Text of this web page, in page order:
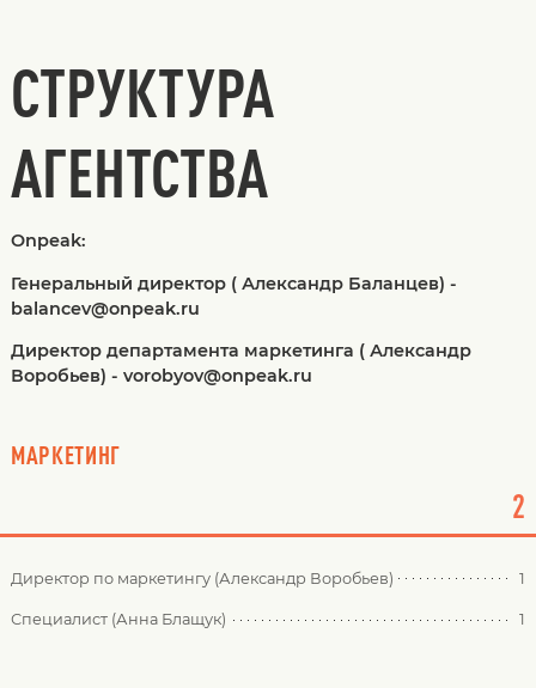
СТРУКТУРА
АГЕНТСТВА
Onpeak:
Генеральный директор ( Александр Баланцев) -
balancev@onpeak.ru
Директор департамента маркетинга ( Александр
Воробьев) - vorobyov@onpeak.ru
МАРКЕТИНГ
2
Директор по маркетингу (Александр Воробьев) 1
Специалист (Анна Блащук) 1